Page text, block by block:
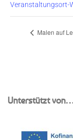
Veranstaltungsort-
Malen auf
Unterstützt